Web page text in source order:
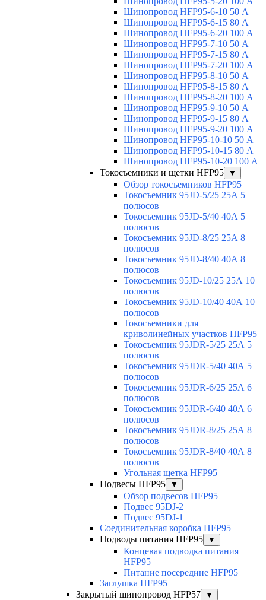
Шинопровод HFP95-6-10 50 А
Шинопровод HFP95-6-15 80 А
Шинопровод HFP95-6-20 100 А
Шинопровод HFP95-7-10 50 А
Шинопровод HFP95-7-15 80 А
Шинопровод HFP95-7-20 100 А
Шинопровод HFP95-8-10 50 А
Шинопровод HFP95-8-15 80 А
Шинопровод HFP95-8-20 100 А
Шинопровод HFP95-9-10 50 А
Шинопровод HFP95-9-15 80 А
Шинопровод HFP95-9-20 100 А
Шинопровод HFP95-10-10 50 А
Шинопровод HFP95-10-15 80 А
Шинопровод HFP95-10-20 100 А
Токосъемники и щетки HFP95
▼
Обзор токосъемников HFP95
Токосъемник 95JD-5/25 25А 5
полюсов
Токосъемник 95JD-5/40 40А 5
полюсов
Токосъемник 95JD-8/25 25А 8
полюсов
Токосъемник 95JD-8/40 40А 8
полюсов
Токосъемник 95JD-10/25 25А 10
полюсов
Токосъемник 95JD-10/40 40А 10
полюсов
Токосъемники для
криволинейных участков HFP95
Токосъемник 95JDR-5/25 25А 5
полюсов
Токосъемник 95JDR-5/40 40А 5
полюсов
Токосъемник 95JDR-6/25 25А 6
полюсов
Токосъемник 95JDR-6/40 40А 6
полюсов
Токосъемник 95JDR-8/25 25А 8
полюсов
Токосъемник 95JDR-8/40 40А 8
полюсов
Угольная щетка HFP95
Подвесы HFP95
▼
Обзор подвесов HFP95
Подвес 95DJ-2
Подвес 95DJ-1
Соединительная коробка HFP95
Подводы питания HFP95
▼
Концевая подводка питания
HFP95
Питание посередине HFP95
Заглушка HFP95
Закрытый шинопровод HFP57
▼